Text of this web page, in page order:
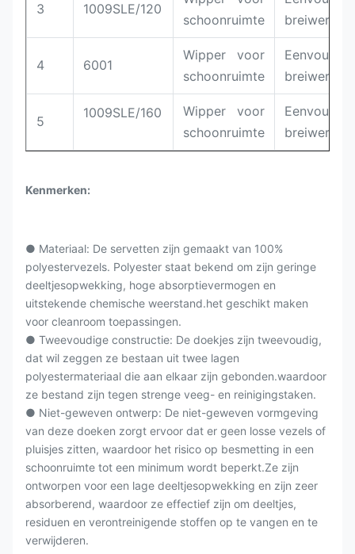
3 1009SLE/120
schoonruimte
breiwerk
4 6001
Wipper voor
schoonruimte
Eenvoudig
breiwerk
5
1009SLE/160
Wipper voor
schoonruimte
Eenvoudig
breiwerk
Kenmerken:
● Materiaal: De servetten zijn gemaakt van 100%
polyestervezels. Polyester staat bekend om zijn geringe
deeltjesopwekking, hoge absorptievermogen en
uitstekende chemische weerstand.het geschikt maken
voor cleanroom toepassingen.
● Tweevoudige constructie: De doekjes zijn tweevoudig,
dat wil zeggen ze bestaan uit twee lagen
polyestermateriaal die aan elkaar zijn gebonden.waardoor
ze bestand zijn tegen strenge veeg- en reinigingstaken.
● Niet-geweven ontwerp: De niet-geweven vormgeving
van deze doeken zorgt ervoor dat er geen losse vezels of
pluisjes zitten, waardoor het risico op besmetting in een
schoonruimte tot een minimum wordt beperkt.Ze zijn
ontworpen voor een lage deeltjesopwekking en zijn zeer
absorberend, waardoor ze effectief zijn om deeltjes,
residuen en verontreinigende stoffen op te vangen en te
verwijderen.